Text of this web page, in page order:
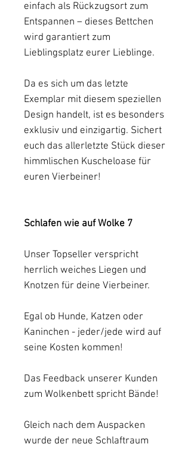
einfach als Rückzugsort zum
Entspannen – dieses Bettchen
wird garantiert zum
Lieblingsplatz eurer Lieblinge.
Da es sich um das letzte
Exemplar mit diesem speziellen
Design handelt, ist es besonders
exklusiv und einzigartig. Sichert
euch das allerletzte Stück dieser
himmlischen Kuscheloase für
euren Vierbeiner!
Schlafen wie auf Wolke 7
Unser Topseller verspricht
herrlich weiches Liegen und
Knotzen für deine Vierbeiner.
Egal ob Hunde, Katzen oder
Kaninchen - jeder/jede wird auf
seine Kosten kommen!
Das Feedback unserer Kunden
zum Wolkenbett spricht Bände!
Gleich nach dem Auspacken
wurde der neue Schlaftraum